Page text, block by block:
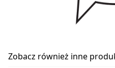
Zobacz również inne